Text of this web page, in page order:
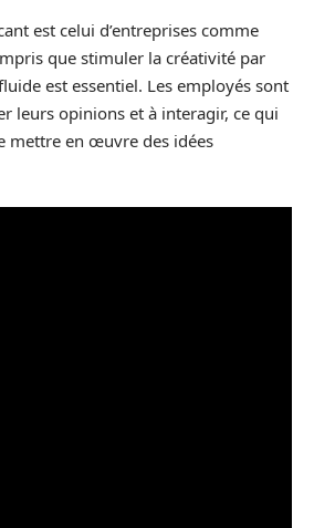
est celui d’entreprises comme
que stimuler la créativité par
est essentiel. Les employés sont
leurs opinions et à interagir, ce qui
mettre en œuvre des idées